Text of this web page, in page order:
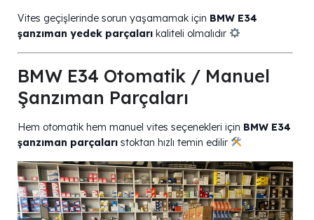
Vites geçişlerinde sorun yaşamamak için BMW E34
şanzıman yedek parçaları kaliteli olmalıdır
BMW E34 Otomatik / Manuel
Şanzıman Parçaları
Hem otomatik hem manuel vites seçenekleri için BMW E34
şanzıman parçaları stoktan hızlı temin edilir